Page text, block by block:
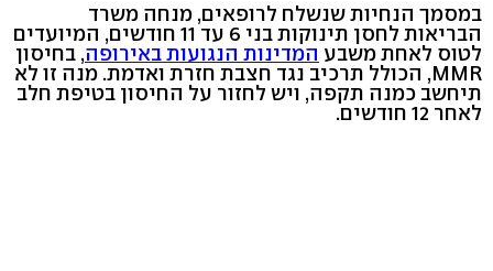
במסמך הנחיות שנשלח לרופאים, מנחה משרד
הבריאות לחסן תינוקות בני 6 עד 11 חודשים, המיועדים
לטוס לאחת משבע המדינות הנגועות באירופה, בחיסון
MMR, הכולל תרכיב נגד חצבת חזרת ואדמת. מנה זו לא
תיחשב כמנה תקפה, ויש לחזור על החיסון בטיפת חלב
לאחר 12 חודשים.